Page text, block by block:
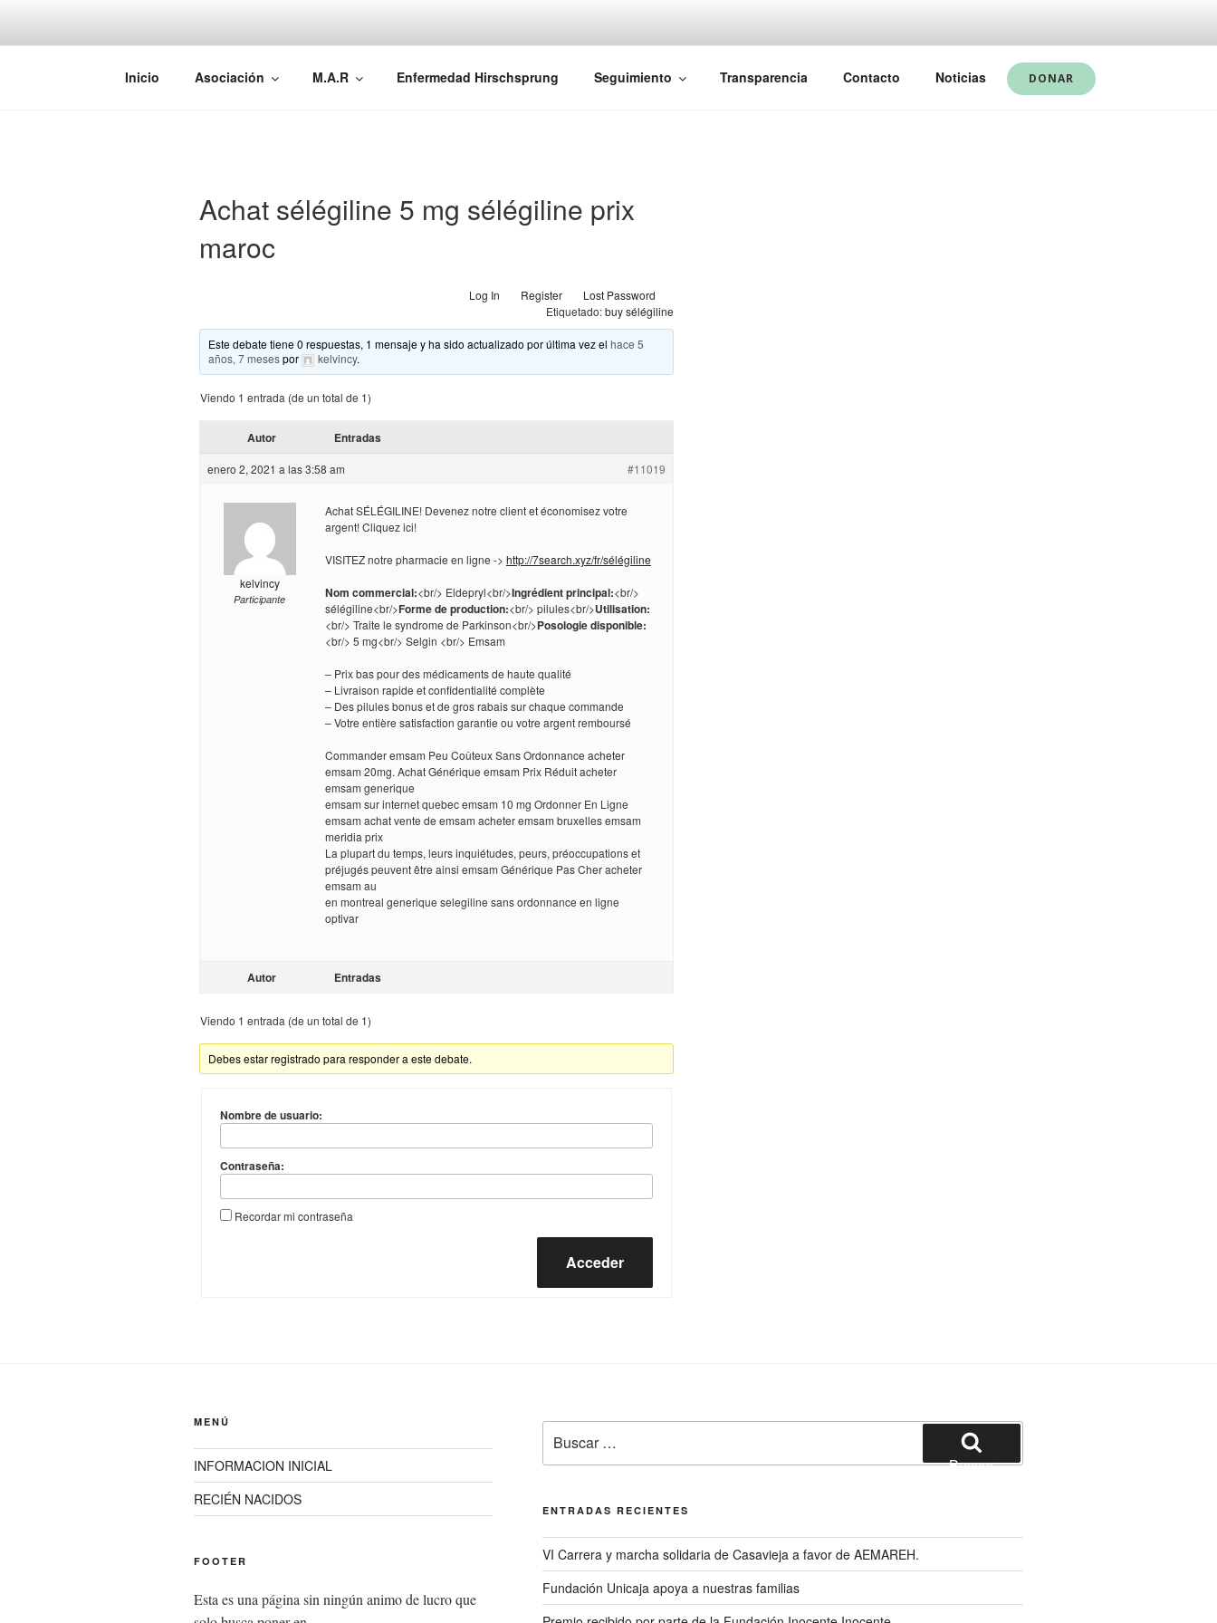
AEMAREH
Asociación Española Malformaciones Ano-Rectales
Inicio Asociación M.A.R Enfermedad Hirschsprung Seguimiento Transparencia Contacto Noticias DONAR
Achat sélégiline 5 mg sélégiline prix
maroc
Log In Register
Lost Password
Etiquetado:buy sélégiline
Este debate tiene 0 respuestas, 1 mensaje y ha sido actualizado por última vez elhace 5
años, 7 mesespor kelvincy.
Viendo 1 entrada (de un total de 1)
Autor Entradas
enero 2, 2021 a las 3:58 am #11019
kelvincy
Participante
Achat SÉLÉGILINE! Devenez notre client et économisez votre
argent! Cliquez ici!
VISITEZ notre pharmacie en ligne -> http://7search.xyz/fr/sélégiline
Nom commercial:<br/> Eldepryl<br/>Ingrédient principal:<br/>
sélégiline<br/>Forme de production:<br/> pilules<br/>Utilisation:
<br/> Traite le syndrome de Parkinson<br/>Posologie disponible:
<br/> 5 mg<br/> Selgin <br/> Emsam
– Prix bas pour des médicaments de haute qualité
– Livraison rapide et confidentialité complète
– Des pilules bonus et de gros rabais sur chaque commande
– Votre entière satisfaction garantie ou votre argent remboursé
Commander emsam Peu Coûteux Sans Ordonnance acheter
emsam 20mg. Achat Générique emsam Prix Réduit acheter
emsam generique
emsam sur internet quebec emsam 10 mg Ordonner En Ligne
emsam achat vente de emsam acheter emsam bruxelles emsam
meridia prix
La plupart du temps, leurs inquiétudes, peurs, préoccupations et
préjugés peuvent être ainsi emsam Générique Pas Cher acheter
emsam au
en montreal generique selegiline sans ordonnance en ligne
optivar
Autor Entradas
Viendo 1 entrada (de un total de 1)
Debes estar registrado para responder a este debate.
Nombre de usuario:
Contraseña:
Recordar mi contraseña
Acceder
MENÚ
INFORMACION INICIAL
RECIÉN NACIDOS
FOOTER
Esta es una página sin ningún animo de lucro que
por:
Buscar
ENTRADAS RECIENTES
VI Carrera y marcha solidaria de Casavieja a favor de AEMAREH.
Fundación Unicaja apoya a nuestras familias